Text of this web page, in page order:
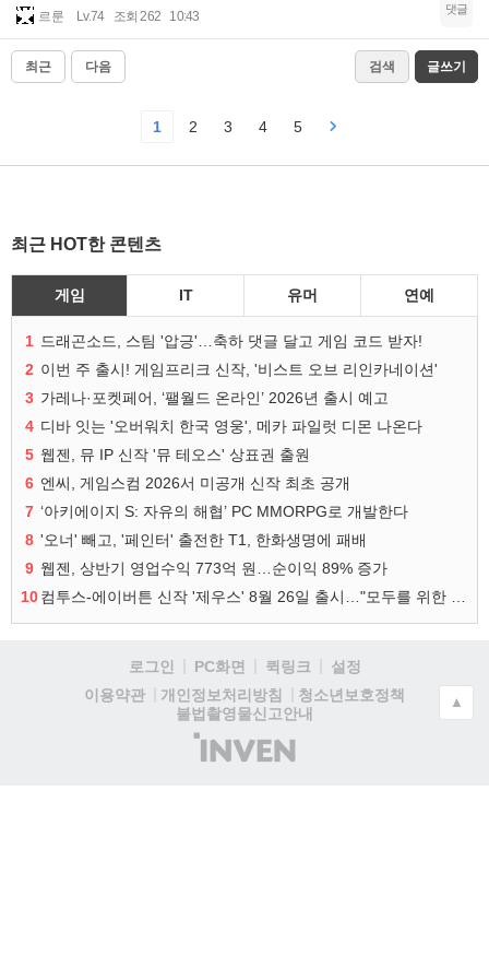
르룬 Lv.74 조회 262 10:43 댓글
최근 다음 검색 글쓰기
1 2 3 4 5
최근 HOT한 콘텐츠
게임 IT 유머 연예
1 드래곤소드, 스팀 '압긍'…축하 댓글 달고 게임 코드 받자!
2 이번 주 출시! 게임프리크 신작, '비스트 오브 리인카네이션'
3 가레나·포켓페어, ‘팰월드 온라인’ 2026년 출시 예고
4 디바 잇는 '오버워치 한국 영웅', 메카 파일럿 디몬 나온다
5 웹젠, 뮤 IP 신작 '뮤 테오스' 상표권 출원
6 엔씨, 게임스컴 2026서 미공개 신작 최초 공개
7 ‘아키에이지 S: 자유의 해협’ PC MMORPG로 개발한다
8 '오너' 빼고, '페인터' 출전한 T1, 한화생명에 패배
9 웹젠, 상반기 영업수익 773억 원…순이익 89% 증가
10
로그인 PC화면 퀵링크
설정
이용약관
개인정보처리방침
청소년보호정책
불법촬영물신고안내
(주)
인
▲